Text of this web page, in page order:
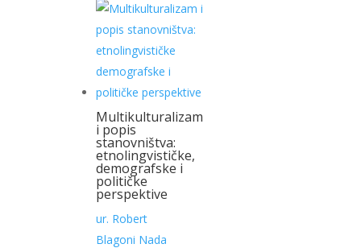
Multikulturalizam
i popis
stanovništva:
etnolingvističke,
demografske i
političke
perspektive
ur. Robert
Blagoni Nada